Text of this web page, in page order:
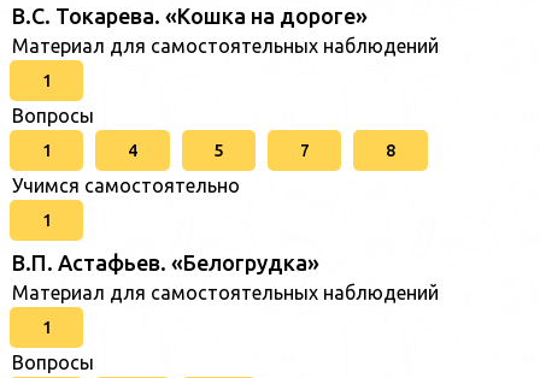
В.С. Токарева. «Кошка на дороге»
Материал для самостоятельных наблюдений
1
Вопросы
1 4 5 7 8
Учимся самостоятельно
1
В.П. Астафьев. «Белогрудка»
Материал для самостоятельных наблюдений
1
Вопросы